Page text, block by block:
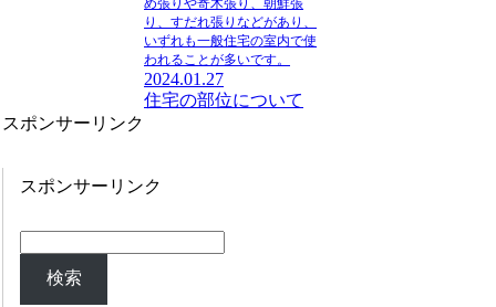
め張りや寄木張り、朝鮮張
り、すだれ張りなどがあり、
いずれも一般住宅の室内で使
われることが多いです。
2024.01.27
住宅の部位について
スポンサーリンク
スポンサーリンク
検索